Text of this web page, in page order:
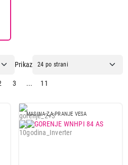
Prikaz
3 ... 11
MASINA ZA PRANJE VESA